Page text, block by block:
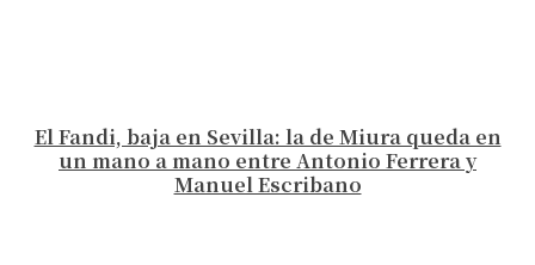
El Fandi, baja en Sevilla: la de Miura queda en
un mano a mano entre Antonio Ferrera y
Manuel Escribano